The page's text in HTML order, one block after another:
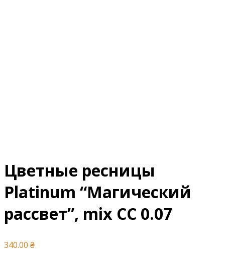
Цветные ресницы
Platinum “Магический
рассвет”, mix CC 0.07
340.00 ₴